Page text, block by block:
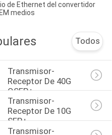
de Ethernet del convertidor
medios
Todos
Transmisor-
Receptor De 40G
QSFP+
Transmisor-
Receptor De 10G
SFP+
Transmisor-